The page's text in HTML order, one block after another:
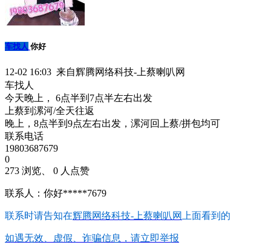
车找人 你好
12-02 16:03 来自辉腾网络科技-上蔡喇叭网
车找人
今天晚上， 6点半到7点半左右出发
上蔡到漯河/全天往返
晚上，8点半到9点左右出发，漯河回上蔡/拼包均可
联系电话
19803687679
0
273 浏览、 0 人点赞
联系人：你好*****7679
联系时请告知在辉腾网络科技-上蔡喇叭网 上面看到的
如遇无效、虚假、诈骗信息，请立即举报